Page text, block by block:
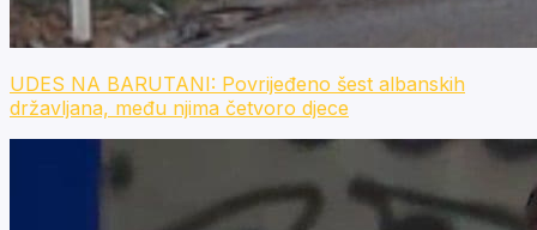
UDES NA BARUTANI: Povrijeđeno šest albanskih
državljana, među njima četvoro djece